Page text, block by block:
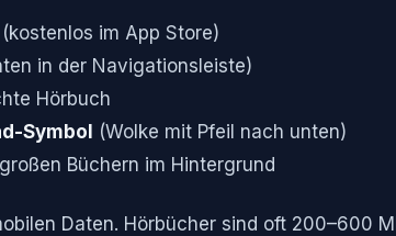
(kostenlos im App Store)
in der Navigationsleiste)
Hörbuch
Symbol
(Wolke mit Pfeil nach unten)
Büchern im Hintergrund
Daten. Hörbücher sind oft 200–600